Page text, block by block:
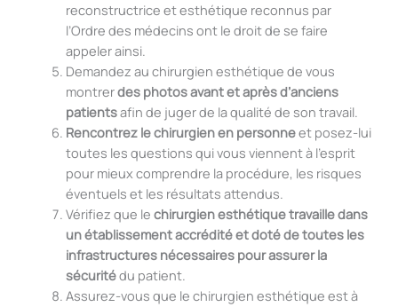
reconstructrice et esthétique reconnus par
l’Ordre des médecins ont le droit de se faire
appeler ainsi.
Demandez au chirurgien esthétique de vous
montrerdes photos avant et après d’anciens
patientsafin de juger de la qualité de son travail.
Rencontrez le chirurgien en personneet posez-lui
toutes les questions qui vous viennent à l’esprit
pour mieux comprendre la procédure, les risques
éventuels et les résultats attendus.
Vérifiez que le chirurgien esthétique travaille dans
un établissement accrédité et doté de toutes les
infrastructures nécessaires pour assurer la
sécuritédu patient.
Assurez-vous que le chirurgien esthétique est à